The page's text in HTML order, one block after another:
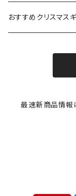
カトラリー
ポケットモンスター
mofusand（モフサン
mofsand×日比谷花
Finlayson(フィンレ
HANAE MORI(ハ
THE BEATLES(ザ
CELEC(セレック)
隅切り重箱
吉祥
メイメイウェア
SoSo(ソソ）
リサイクル食器
おすすめクリスマス
最速新商品情報